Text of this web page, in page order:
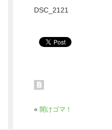
DSC_2121
« 開けゴマ！